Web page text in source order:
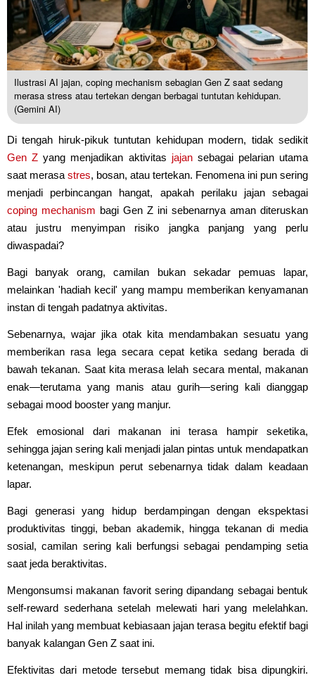
Ilustrasi AI jajan, coping mechanism sebagian Gen Z saat sedang
merasa stress atau tertekan dengan berbagai tuntutan kehidupan.
(Gemini AI)
Di tengah hiruk-pikuk tuntutan kehidupan modern, tidak sedikit
Gen Z yang menjadikan aktivitas jajansebagai pelarian utama
saat merasa stres, bosan, atau tertekan. Fenomena ini pun sering
menjadi perbincangan hangat, apakah perilaku jajan sebagai
coping mechanism bagi Gen Z ini sebenarnya aman diteruskan
atau justru menyimpan risiko jangka panjang yang perlu
diwaspadai?
Bagi banyak orang, camilan bukan sekadar pemuas lapar,
melainkan 'hadiah kecil' yang mampu memberikan kenyamanan
instan di tengah padatnya aktivitas.
Sebenarnya, wajar jika otak kita mendambakan sesuatu yang
memberikan rasa lega secara cepat ketika sedang berada di
bawah tekanan. Saat kita merasa lelah secara mental, makanan
enak—terutama yang manis atau gurih—sering kali dianggap
sebagai mood booster yang manjur.
Efek emosional dari makanan ini terasa hampir seketika,
sehingga jajan sering kali menjadi jalan pintas untuk mendapatkan
ketenangan, meskipun perut sebenarnya tidak dalam keadaan
lapar.
Bagi generasi yang hidup berdampingan dengan ekspektasi
produktivitas tinggi, beban akademik, hingga tekanan di media
sosial, camilan sering kali berfungsi sebagai pendamping setia
saat jeda beraktivitas.
Mengonsumsi makanan favorit sering dipandang sebagai bentuk
self-reward sederhana setelah melewati hari yang melelahkan.
Hal inilah yang membuat kebiasaan jajan terasa begitu efektif bagi
banyak kalangan Gen Z saat ini.
Efektivitas dari metode tersebut memang tidak bisa dipungkiri.